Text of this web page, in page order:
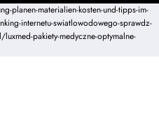
planen-materialien-kosten-und-tipps-im-
internetu-swiatlowodowego-sprawdz-
pakiety-medyczne-optymalne-